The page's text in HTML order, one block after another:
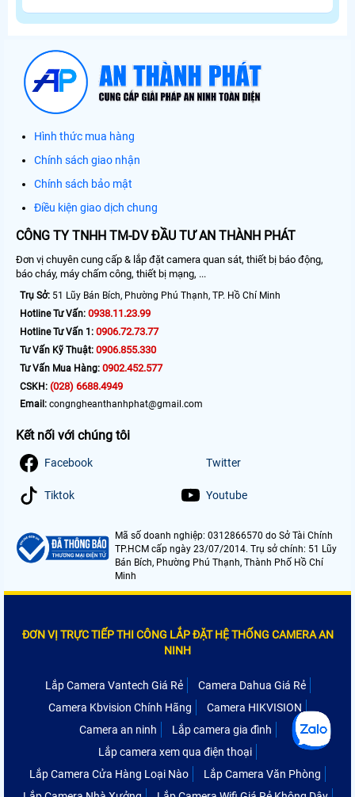
Hình thức mua hàng
Chính sách giao nhận
Chính sách bảo mật
Điều kiện giao dịch chung
CÔNG TY TNHH TM-DV ĐẦU TƯ AN THÀNH PHÁT
Đơn vị chuyên cung cấp & lắp đặt camera quan sát, thiết bị báo động,
báo cháy, máy chấm công, thiết bị mạng, ...
Trụ Sở: 51 Lũy Bán Bích, Phường Phú Thạnh, TP. Hồ Chí Minh
Hotline Tư Vấn: 0938.11.23.99
Hotline Tư Vấn 1: 0906.72.73.77
Tư Vấn Kỹ Thuật: 0906.855.330
Tư Vấn Mua Hàng: 0902.452.577
CSKH: (028) 6688.4949
Email: congngheanthanhphat@gmail.com
Kết nối với chúng tôi
Facebook Twitter
Tiktok Youtube
Mã số doanh nghiệp: 0312866570 do Sở Tài Chính
TP.HCM cấp ngày 23/07/2014. Trụ sở chính: 51 Lũy
Bán Bích, Phường Phú Thạnh, Thành Phố Hồ Chí
Minh
ĐƠN VỊ TRỰC TIẾP THI CÔNG LẮP ĐẶT HỆ THỐNG CAMERA AN
NINH
Lắp Camera Vantech Giá Rẻ
Camera Dahua Giá Rẻ
Camera Kbvision Chính Hãng
Camera HIKVISION
Camera an ninh
Lắp camera gia đình
Lắp camera xem qua điện thoại
Lắp Camera Cửa Hàng Loại Nào
Lắp Camera Văn Phòng